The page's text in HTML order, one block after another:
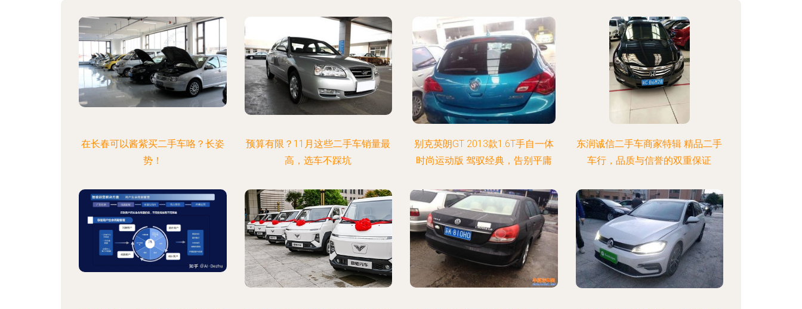
在长春可以酱紫买二手车咯？长姿
势！
预算有限？11月这些二手车销量最
高，选车不踩坑
别克英朗GT 2013款1.6T手自一体
时尚运动版 驾驭经典，告别平庸
东润诚信二手车商家特辑 精品二手
车行，品质与信誉的双重保证